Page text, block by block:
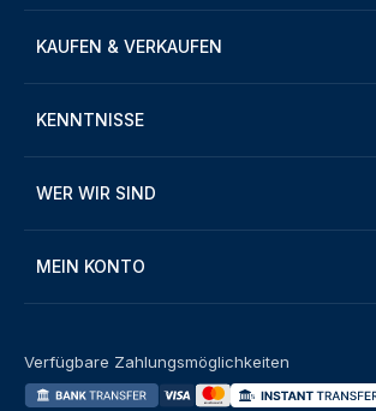
KAUFEN & VERKAUFEN
KENNTNISSE
WER WIR SIND
MEIN KONTO
Verfügbare Zahlungsmöglichkeiten